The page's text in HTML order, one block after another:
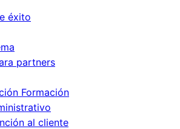
éxito
partners
Formación
al cliente